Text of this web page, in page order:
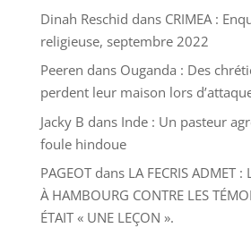
Dinah Reschid dans CRIMEA :
religieuse, septembre 2022
Peeren dans Ouganda : Des
perdent leur maison lors
Jacky B dans Inde : Un pasteur
foule hindoue
PAGEOTdans LA FECRIS ADMET :
À HAMBOURG CONTRE LES
ÉTAIT « UNE LEÇON ».